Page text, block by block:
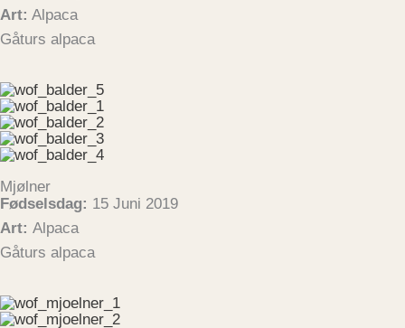
Art: Alpaca
Gåturs alpaca
Mjølner
Fødselsdag: 15 Juni 2019
Art: Alpaca
Gåturs alpaca